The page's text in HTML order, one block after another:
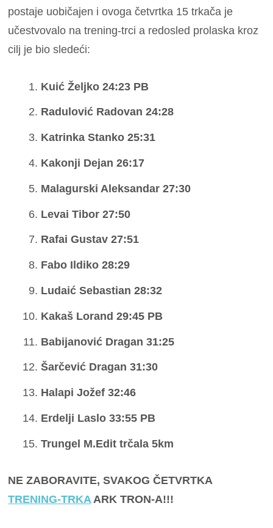
postaje uobičajen i ovoga četvrtka 15 trkača je
učestvovalo na trening-trci a redosled prolaska kroz
cilj je bio sledeći:
Kuić Željko 24:23 PB
Radulović Radovan 24:28
Katrinka Stanko 25:31
Kakonji Dejan 26:17
Malagurski Aleksandar 27:30
Levai Tibor 27:50
Rafai Gustav 27:51
Fabo Ildiko 28:29
Ludaić Sebastian 28:32
Kakaš Lorand 29:45 PB
Babijanović Dragan 31:25
Šarčević Dragan 31:30
Halapi Jožef 32:46
Erdelji Laslo 33:55 PB
Trungel M.Edit trčala 5km
NE ZABORAVITE, SVAKOG ČETVRTKA
TRENING-TRKA ARK TRON-A!!!